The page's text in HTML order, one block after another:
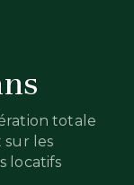
totale
sur les
locatifs